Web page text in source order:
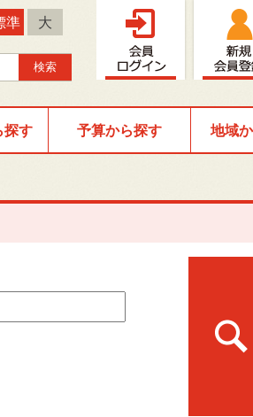
準 大
探す 予算から探す 地域